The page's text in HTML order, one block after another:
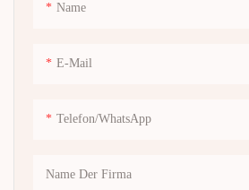
Name
E-Mail
Telefon/WhatsApp
Name Der Firma